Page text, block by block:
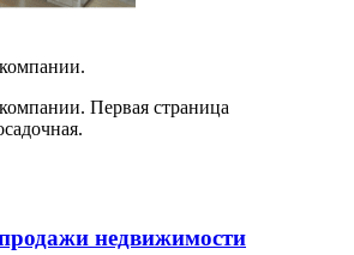
Первая страница
недвижимости